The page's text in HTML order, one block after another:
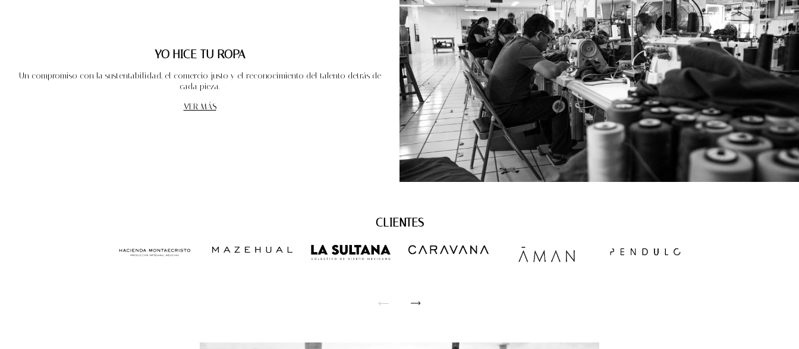
YO HICE TU ROPA
Un compromiso con la sustentabilidad, el comercio justo y el reconocimiento del talento detrás de
cada pieza.
VER MÁS
CLIENTES